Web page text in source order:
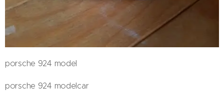
porsche 924 model
porsche 924 modelcar